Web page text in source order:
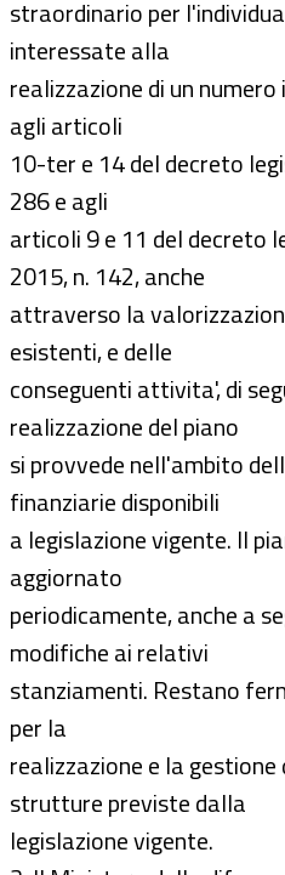
straordinario per
interessate alla
realizzazione di un
agli articoli
10-ter e 14 del decreto
286 e agli
articoli 9 e 11 del decreto
2015, n. 142, anche
attraverso la
esistenti, e delle
conseguenti attivita', di
realizzazione del piano
si provvede nell'ambito
finanziarie disponibili
a legislazione vigente. Il
aggiornato
periodicamente, anche a
modifiche ai relativi
stanziamenti. Restano
per la
realizzazione e la gestione
strutture previste dalla
legislazione vigente.